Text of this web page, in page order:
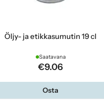
Öljy- ja etikkasumutin 19 cl
Saatavana
€9.06
Osta